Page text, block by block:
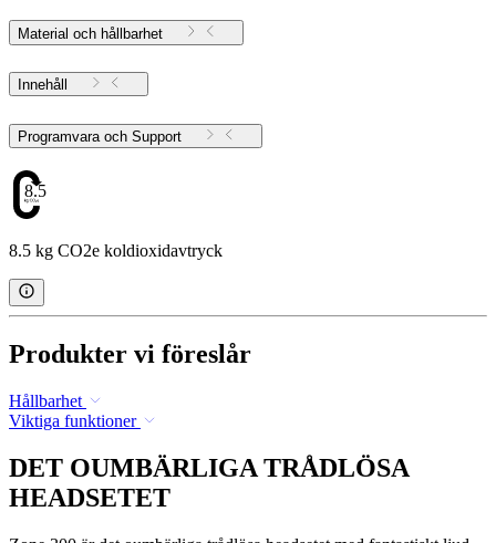
Material och hållbarhet
Innehåll
Programvara och Support
8.5
8.5 kg CO2e koldioxidavtryck
Produkter vi föreslår
Hållbarhet
Viktiga funktioner
DET OUMBÄRLIGA TRÅDLÖSA
HEADSETET